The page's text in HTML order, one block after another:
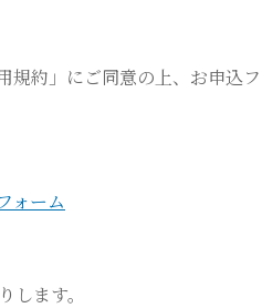
約」にご同意の上、お申込
ォーム
ます。